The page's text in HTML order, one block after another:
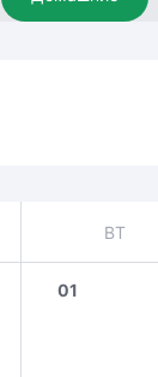
Локомотив
ВТ
01